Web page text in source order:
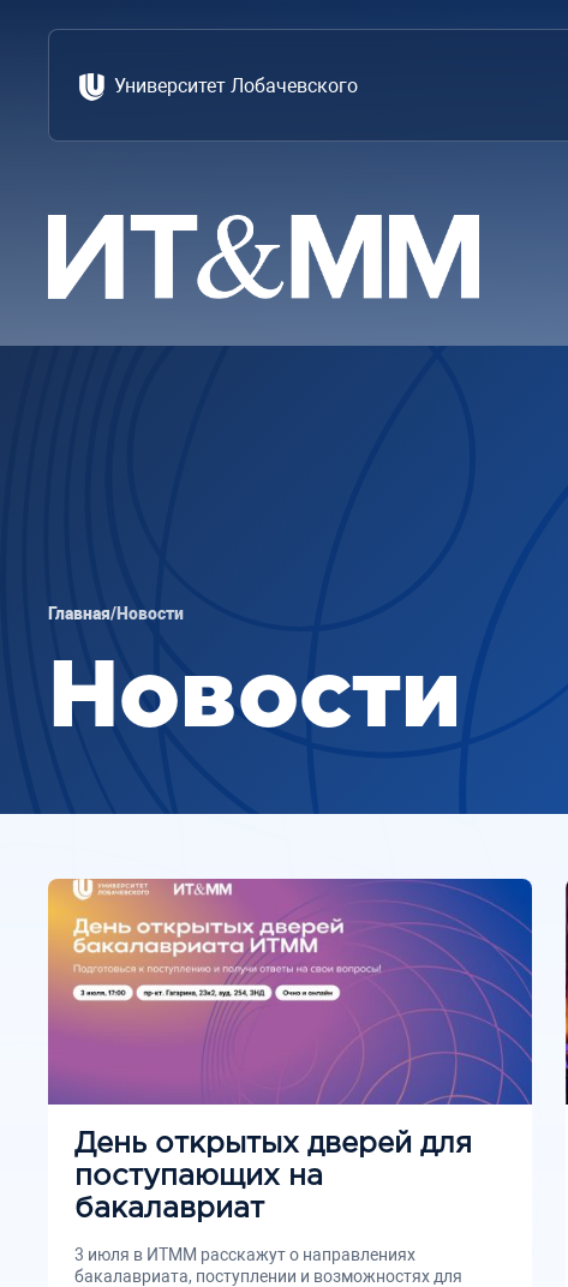
Университет Лобачевского
Главная/Новости
Новости
День открытых дверей для
поступающих на
бакалавриат
3 июля в ИТММ расскажут о направлениях
бакалавриата, поступлении и возможностях для